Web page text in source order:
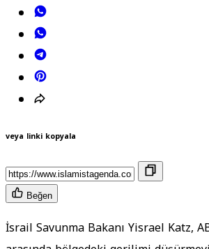
veya linki kopyala
Beğen
İsrail Savunma Bakanı Yisrael Katz,